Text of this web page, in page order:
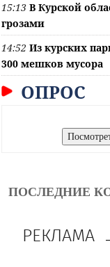
15:13 В Курской
грозами
14:52 Из курских
300 мешков мусора
ОПРОС
ПОСЛЕДНИЕ
РЕКЛАМА